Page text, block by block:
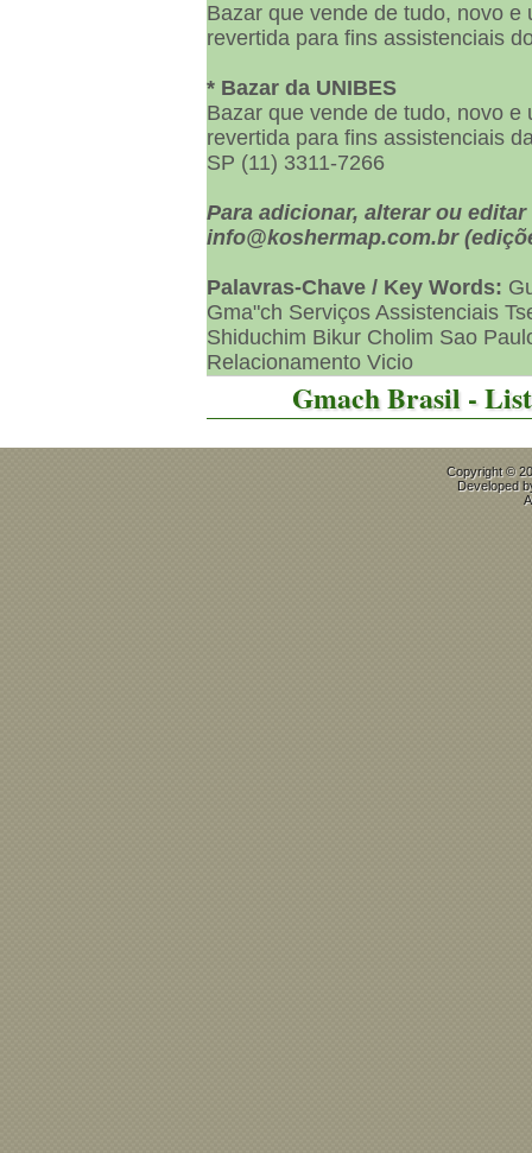
Bazar que vende de tudo, novo e
revertida para fins assistenciais
* Bazar da UNIBES
Bazar que vende de tudo, novo e
revertida para fins assistenciais
SP (11) 3311-7266
Para adicionar, alterar ou
info@koshermap.com.br
Palavras-Chave / Key Words:
Gma"ch Serviços Assistenciais
Shiduchim Bikur Cholim Sao
Relacionamento Vicio
Gmach Brasil -
Copyright ©
Developed